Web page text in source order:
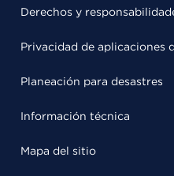
Derechos y
Privacidad de aplicaciones
Planeación para desastres
Información técnica
Mapa del sitio